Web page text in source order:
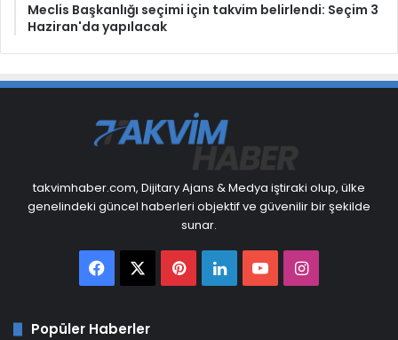
Meclis Başkanlığı seçimi için takvim belirlendi: Seçim 3
Haziran'da yapılacak
takvimhaber.com, Dijitary Ajans & Medya iştiraki olup, ülke
genelindeki güncel haberleri objektif ve güvenilir bir şekilde
sunar.
FacebookPinterest
LinkedInYouTubeInstagram
Popüler Haberler